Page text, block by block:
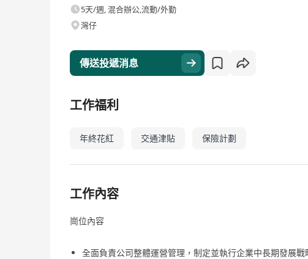
5天/週, 混合辦公,流動/外勤
灣仔
傳送投遞消息
工作福利
年終花紅 交通津貼 保險計劃
工作內容
崗位內容
全面負責公司整體運營管理，制定並執行企業中長期發展